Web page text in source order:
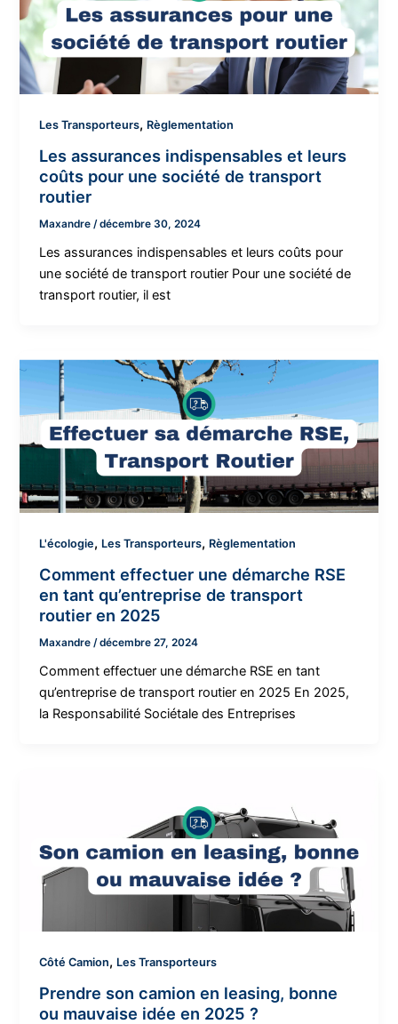
Les Transporteurs, Règlementation
Les assurances indispensables et leurs
coûts pour une société de transport
routier
Maxandre /décembre 30, 2024
Les assurances indispensables et leurs coûts pour
une société de transport routier Pour une société de
transport routier, il est
L'écologie, Les Transporteurs, Règlementation
Comment effectuer une démarche RSE
en tant qu’entreprise de transport
routier en 2025
Maxandre /décembre 27, 2024
Comment effectuer une démarche RSE en tant
qu’entreprise de transport routier en 2025 En 2025,
la Responsabilité Sociétale des Entreprises
Côté Camion, Les Transporteurs
Prendre son camion en leasing, bonne
ou mauvaise idée en 2025 ?